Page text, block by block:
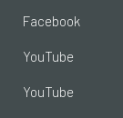
Facebook
YouTube
YouTube